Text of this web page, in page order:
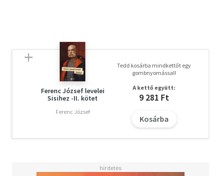
Ferenc József levelei
Sisihez -II. kötet
Ferenc József
Tedd kosárba mindkettőt egy
gombnyomással!
A kettő együtt:
9 281 Ft
Kosárba